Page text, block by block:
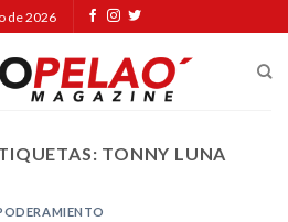
de 2026
TONNY LUNA